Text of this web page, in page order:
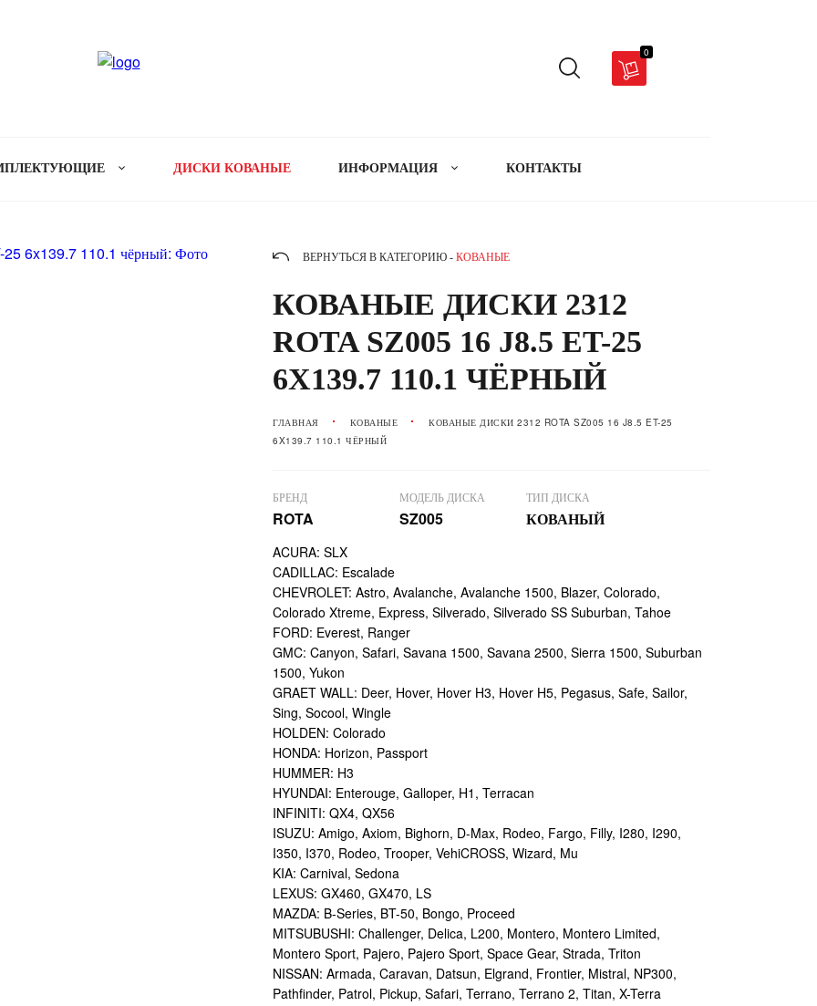
0
ДИСКИ КОВАНЫЕ ИНФОРМАЦИЯ КОНТАКТЫ
ВЕРНУТЬСЯ В КАТЕГОРИЮ - КОВАНЫЕ
КОВАНЫЕ ДИСКИ 2312
ROTA SZ005 16 J8.5 ET-25
6X139.7 110.1 ЧЁРНЫЙ
ГЛАВНАЯ КОВАНЫЕ
КОВАНЫЕ ДИСКИ 2312 ROTA SZ005 16 J8.5 ET-25
6X139.7 110.1 ЧЁРНЫЙ
БРЕНД
ROTA
МОДЕЛЬ ДИСКА
SZ005
ТИП ДИСКА
КОВАНЫЙ
ACURA: SLX
CADILLAC: Escalade
CHEVROLET: Astro, Avalanche, Avalanche 1500, Blazer, Colorado,
Colorado Xtreme, Express, Silverado, Silverado SS Suburban, Tahoe
FORD: Everest, Ranger
GMC: Canyon, Safari, Savana 1500, Savana 2500, Sierra 1500, Suburban
1500, Yukon
GRAET WALL: Deer, Hover, Hover H3, Hover H5, Pegasus, Safe, Sailor,
Sing, Socool, Wingle
HOLDEN: Colorado
HONDA: Horizon, Passport
HUMMER: H3
HYUNDAI: Enterouge, Galloper, H1, Terracan
INFINITI: QX4, QX56
ISUZU: Amigo, Axiom, Bighorn, D-Max, Rodeo, Fargo, Filly, I280, I290,
I350, I370, Rodeo, Trooper, VehiCROSS, Wizard, Μu
KIA: Carnival, Sedona
LEXUS: GX460, GX470, LS
MAZDA: B-Series, BT-50, Bongo, Proceed
MITSUBUSHI: Challenger, Delica, L200, Montero, Montero Limited,
Montero Sport, Pajero, Pajero Sport, Space Gear, Strada, Triton
NISSAN: Armada, Caravan, Datsun, Elgrand, Frontier, Mistral, NP300,
Pathfinder, Patrol, Pickup, Safari, Terrano, Terrano 2, Titan, X-Terra